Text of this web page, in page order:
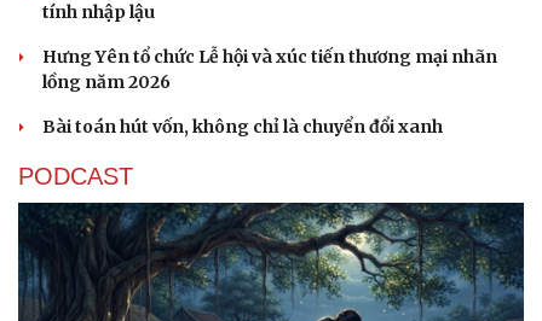
tính nhập lậu
Hưng Yên tổ chức Lễ hội và xúc tiến thương mại nhãn
lồng năm 2026
Bài toán hút vốn, không chỉ là chuyển đổi xanh
PODCAST